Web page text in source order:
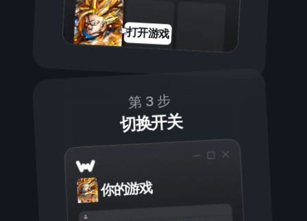
打开游戏
第 3 步
切换开关
你的游戏